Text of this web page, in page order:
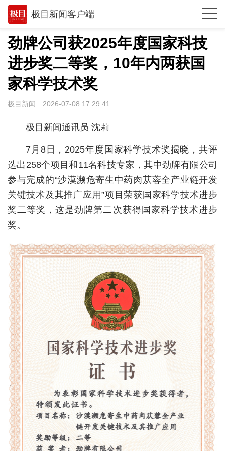
极目新闻客户端
推荐
体育
观点
时政
世相
环球
专题
极客圈
经济
城建
科教
健康
悠游
相亲
汽车
房产
消费
创意
劲牌公司获2025年度国家科技
进步奖二等奖，10年内两获国
家科学技术奖
极目新闻 2026-07-08 17:29:41
极目新闻通讯员 沈莉
7月8日，2025年度国家科学技术奖揭晓，共评
选出258个项目和11名科技专家，其中劲牌有限公司
参与完成的“沙漠濒危寄生中药肉苁蓉全产业链开发
关键技术及其推广应用”项目荣获国家科学技术进步
奖二等奖，这是劲牌第二次获得国家科学技术进步
奖。